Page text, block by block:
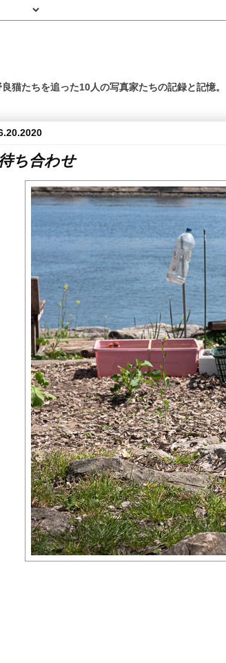
猫たちを追った10人の写真家たちの記録と記憶。
ち合わせ